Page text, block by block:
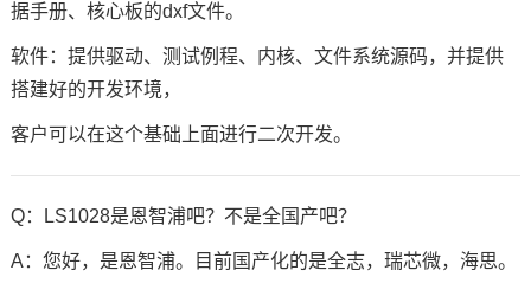
据手册、核心板的dxf文件。
软件：提供驱动、测试例程、内核、文件系统源码，并提供
搭建好的开发环境，
客户可以在这个基础上面进行二次开发。
Q： LS1028是恩智浦吧？不是全国产吧？
A：您好，是恩智浦。目前国产化的是全志，瑞芯微，海思。